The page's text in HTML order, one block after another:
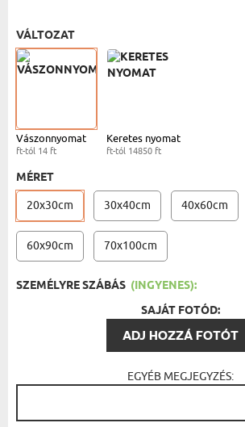
VÁLTOZAT
Vászonnyomat
ft-tól 14 ft
Keretes nyomat
ft-tól 14850 ft
MÉRET
20x30cm 30x40cm 40x60cm
60x90cm 70x100cm
SZEMÉLYRE SZÁBÁS (INGYENES):
SAJÁT FOTÓD:
ADJ HOZZÁ FOTÓT
EGYÉB MEGJEGYZÉS: